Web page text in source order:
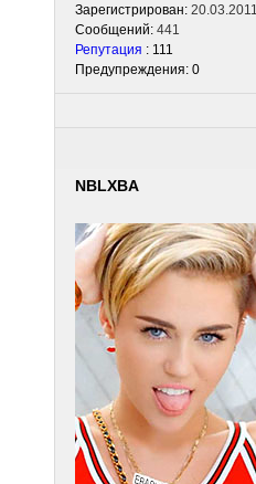
Зарегистрирован: 20.03.2011
Сообщений: 441
Репутация : 111
Предупреждения: 0
NBLXBA